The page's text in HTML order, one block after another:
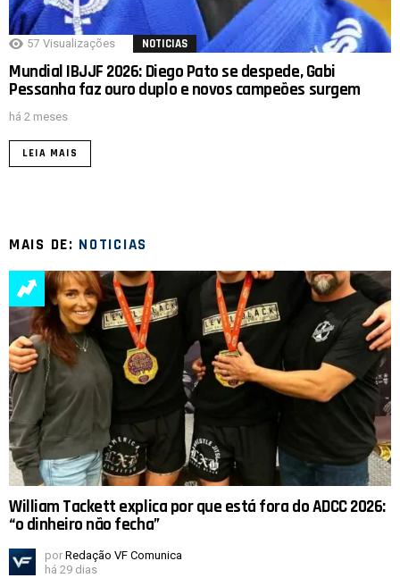
57 Visualizações NOTICIAS
Mundial IBJJF 2026: Diego Pato se despede, Gabi
Pessanha faz ouro duplo e novos campeões surgem
há 2 meses
LEIA MAIS
MAIS DE: NOTICIAS
William Tackett explica por que está fora do ADCC 2026:
“o dinheiro não fecha”
por Redação VF Comunica
há 29 dias